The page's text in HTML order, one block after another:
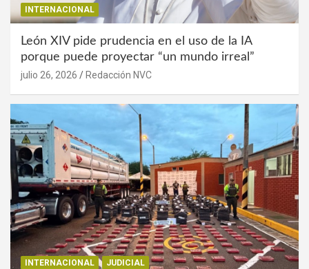
INTERNACIONAL
León XIV pide prudencia en el uso de la IA
porque puede proyectar “un mundo irreal”
julio 26, 2026 Redacción NVC
INTERNACIONAL JUDICIAL